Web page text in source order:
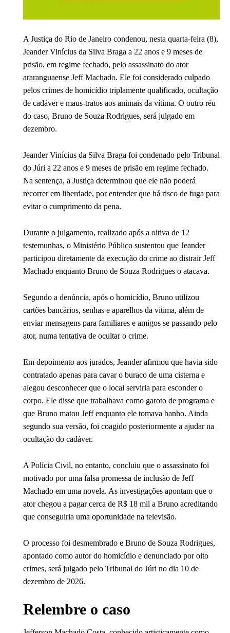
A Justiça do Rio de Janeiro condenou, nesta quarta-feira (8),
Jeander Vinícius da Silva Braga a 22 anos e 9 meses de
prisão, em regime fechado, pelo assassinato do ator
araranguaense Jeff Machado. Ele foi considerado culpado
pelos crimes de homicídio triplamente qualificado, ocultação
de cadáver e maus-tratos aos animais da vítima. O outro réu
do caso, Bruno de Souza Rodrigues, será julgado em
dezembro.
Jeander Vinícius da Silva Braga foi condenado pelo Tribunal
do Júri a 22 anos e 9 meses de prisão em regime fechado.
Na sentença, a Justiça determinou que ele não poderá
recorrer em liberdade, por entender que há risco de fuga para
evitar o cumprimento da pena.
Durante o julgamento, realizado após a oitiva de 12
testemunhas, o Ministério Público sustentou que Jeander
participou diretamente da execução do crime ao distrair Jeff
Machado enquanto Bruno de Souza Rodrigues o atacava.
Segundo a denúncia, após o homicídio, Bruno utilizou
cartões bancários, senhas e aparelhos da vítima, além de
enviar mensagens para familiares e amigos se passando pelo
ator, numa tentativa de ocultar o crime.
Em depoimento aos jurados, Jeander afirmou que havia sido
contratado apenas para cavar o buraco de uma cisterna e
alegou desconhecer que o local serviria para esconder o
corpo. Ele disse que trabalhava como garoto de programa e
que Bruno matou Jeff enquanto ele tomava banho. Ainda
segundo sua versão, foi coagido posteriormente a ajudar na
ocultação do cadáver.
A Polícia Civil, no entanto, concluiu que o assassinato foi
motivado por uma falsa promessa de inclusão de Jeff
Machado em uma novela. As investigações apontam que o
ator chegou a pagar cerca de R$ 18 mil a Bruno acreditando
que conseguiria uma oportunidade na televisão.
O processo foi desmembrado e Bruno de Souza Rodrigues,
apontado como autor do homicídio e denunciado por oito
crimes, será julgado pelo Tribunal do Júri no dia 10 de
dezembro de 2026.
Relembre o caso